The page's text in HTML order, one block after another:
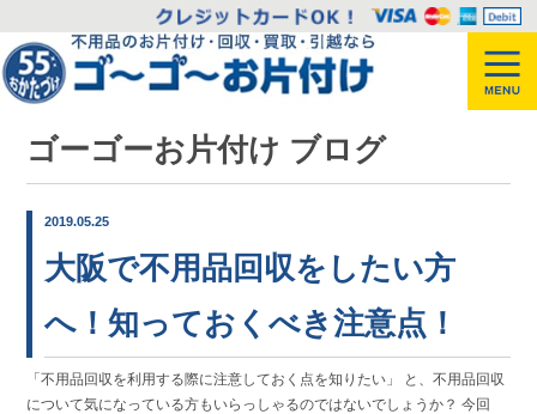
ゴーゴーお片付け ブログ
2019.05.25
大阪で不用品回収をしたい方
へ！知っておくべき注意点！
「不用品回収を利用する際に注意しておく点を知りたい」 と、不用品回収
について気になっている方もいらっしゃるのではないでしょうか？ 今回